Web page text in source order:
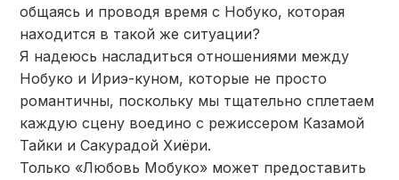
общаясь и проводя время с Нобуко, которая
находится в такой же ситуации?
Я надеюсь насладиться отношениями между
Нобуко и Ириэ-куном, которые не просто
романтичны, поскольку мы тщательно сплетаем
каждую сцену воедино с режиссером Казамой
Тайки и Сакурадой Хиёри.
Только «Любовь Мобуко» может предоставить